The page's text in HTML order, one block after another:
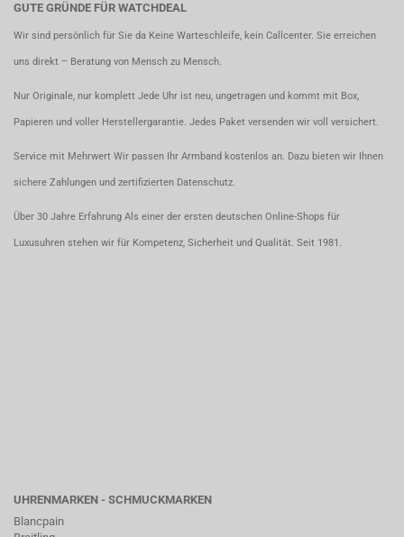
GUTE GRÜNDE FÜR WATCHDEAL
Wir sind persönlich für Sie da Keine Warteschleife, kein Callcenter. Sie erreichen
uns direkt – Beratung von Mensch zu Mensch.
Nur Originale, nur komplett Jede Uhr ist neu, ungetragen und kommt mit Box,
Papieren und voller Herstellergarantie. Jedes Paket versenden wir voll versichert.
Service mit Mehrwert Wir passen Ihr Armband kostenlos an. Dazu bieten wir Ihnen
sichere Zahlungen und zertifizierten Datenschutz.
Über 30 Jahre Erfahrung Als einer der ersten deutschen Online-Shops für
Luxusuhren stehen wir für Kompetenz, Sicherheit und Qualität. Seit 1981.
UHRENMARKEN - SCHMUCKMARKEN
Blancpain